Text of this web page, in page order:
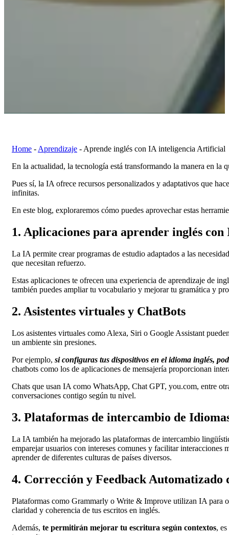
Home - Aprendizaje - Aprende inglés con IA inteligencia Artificial
En la actualidad, la tecnología está transformando la manera en
Pues sí, la IA ofrece recursos personalizados y adaptativos que
infinitas.
En este blog, exploraremos cómo puedes aprovechar estas
1. Aplicaciones para aprender inglés
La IA permite crear programas de estudio adaptados a las
que necesitan refuerzo.
Estas aplicaciones te ofrecen una experiencia de aprendizaje de
también puedes ampliar tu vocabulario y mejorar tu gramática y
2. Asistentes virtuales y ChatBots
Los asistentes virtuales como Alexa, Siri o Google Assistant
un ambiente sin presiones.
Por ejemplo, si configuras tus dispositivos en el idioma inglés,
chatbots como los de aplicaciones de mensajería proporcionan
Chats que usan IA como WhatsApp, Chat GPT, you.com, entre
conversaciones contigo según tu nivel.
3. Plataformas de intercambio de
La IA también ha mejorado las plataformas de intercambio
emparejar usuarios con intereses comunes y facilitar interacciones
aprender de diferentes culturas de países diversos.
4. Corrección y Feedback Automatizado
Plataformas como Grammarly o Write & Improve utilizan IA para
claridad y coherencia de tus escritos en inglés.
Además, te permitirán mejorar tu escritura según contextos,